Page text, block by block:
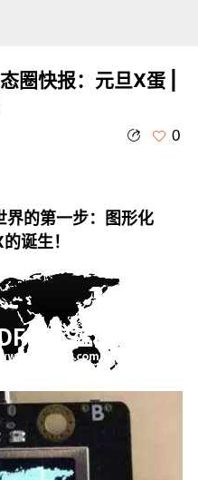
圈快报：元旦X蛋 |
0
界的第一步：图形化
诞生！